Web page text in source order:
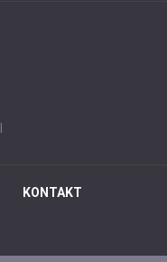
KONTAKT